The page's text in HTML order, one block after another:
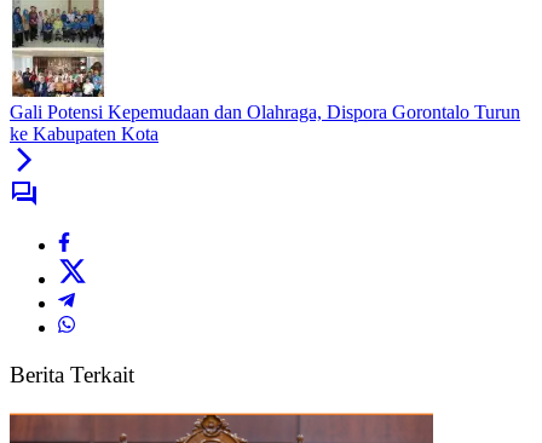
Gali Potensi Kepemudaan dan Olahraga, Dispora Gorontalo Turun
ke Kabupaten Kota
Berita Terkait